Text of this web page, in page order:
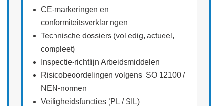
CE‑markeringen en
conformiteitsverklaringen
Technische dossiers (volledig, actueel,
compleet)
Inspectie‑richtlijn Arbeidsmiddelen
Risicobeoordelingen volgens ISO 12100 /
NEN‑normen
Veiligheidsfuncties (PL / SIL)